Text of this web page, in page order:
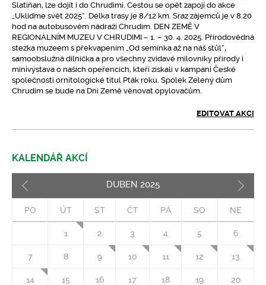
Slatiňan, lze dojít i do Chrudimi. Cestou se opět zapojí do akce
„Ukliďme svět 2025“. Délka trasy je 8/12 km. Sraz zájemců je v 8.20
hod na autobusovém nádraží Chrudim. DEN ZEMĚ V
REGIONÁLNÍM MUZEU V CHRUDIMI – 1. – 30. 4. 2025. Přírodovědná
stezka muzeem s překvapením „Od semínka až na náš stůl“,
samoobslužná dílnička a pro všechny zvídavé milovníky přírody i
minivýstava o našich opeřencích, kteří získali v kampani České
společnosti ornitologické titul Pták roku. Spolek Zelený dům
Chrudim se bude na Dni Země věnovat opylovačům.
EDITOVAT AKCI
KALENDÁŘ AKCÍ
DUBEN 2025
PO ÚT ST ČT PÁ SO NE
1 2 3 4 5 6
7 8 9 10 11 12 13
14 15 16 17 18 19 20